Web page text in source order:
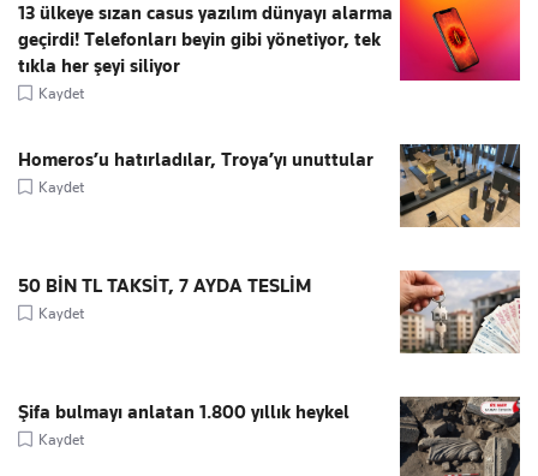
13 ülkeye sızan casus yazılım dünyayı alarma
geçirdi! Telefonları beyin gibi yönetiyor, tek
tıkla her şeyi siliyor
Kaydet
Homeros’u hatırladılar, Troya’yı unuttular
Kaydet
50 BİN TL TAKSİT, 7 AYDA TESLİM
Kaydet
Şifa bulmayı anlatan 1.800 yıllık heykel
Kaydet